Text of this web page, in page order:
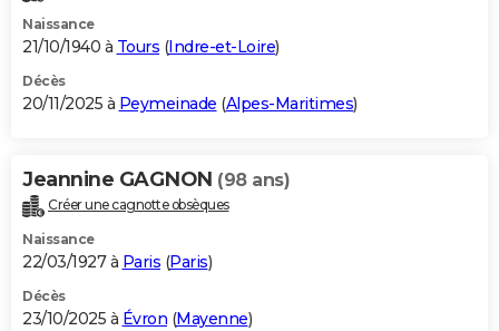
Naissance
21/10/1940 à Tours (Indre-et-Loire)
Décès
20/11/2025 à Peymeinade (Alpes-Maritimes)
Jeannine GAGNON (98 ans)
Créer une cagnotte obsèques
Naissance
22/03/1927 à Paris (Paris)
Décès
23/10/2025 à Évron (Mayenne)